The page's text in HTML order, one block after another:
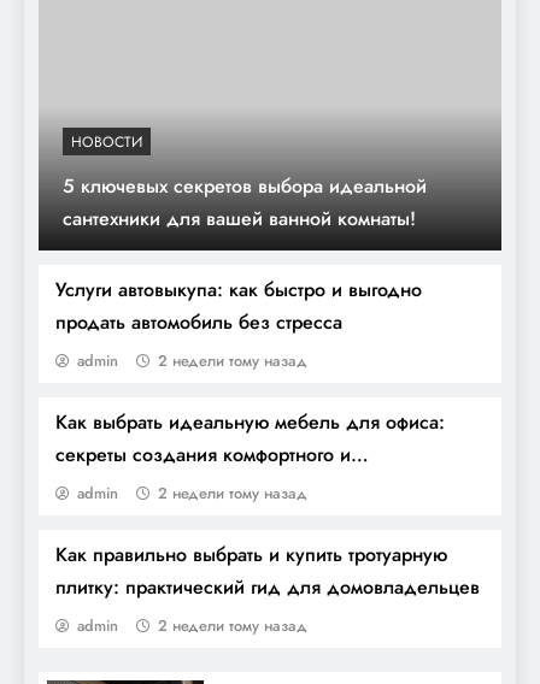
НОВОСТИ
5 ключевых секретов выбора идеальной
сантехники для вашей ванной комнаты!
Услуги автовыкупа: как быстро и выгодно
продать автомобиль без стресса
admin 2 недели тому назад
Как выбрать идеальную мебель для офиса:
секреты создания комфортного и
продуктивного рабочего пространства
admin 2 недели тому назад
Как правильно выбрать и купить тротуарную
плитку: практический гид для домовладельцев
admin 2 недели тому назад
Скорее в мир стиля модерн: как
плавные линии и креативность
преобразят ваш интерьер
Системы водоочистки: как выбрать
оптимальное решение для дома и офиса